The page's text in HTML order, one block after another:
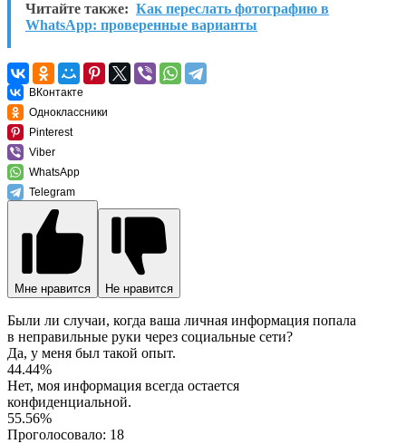
Читайте также: Как переслать фотографию в
WhatsApp: проверенные варианты
ВКонтакте
Одноклассники
Pinterest
Viber
WhatsApp
Telegram
Мне нравится Не нравится
Были ли случаи, когда ваша личная информация попала
в неправильные руки через социальные сети?
Да, у меня был такой опыт.
44.44%
Нет, моя информация всегда остается
конфиденциальной.
55.56%
Проголосовало: 18